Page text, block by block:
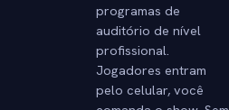
programas de
auditório de nível
profissional.
Jogadores entram
pelo celular, você